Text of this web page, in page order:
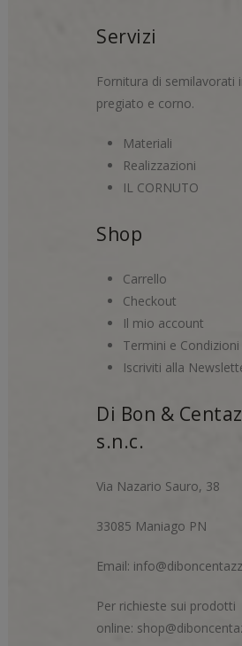
Servizi
Fornitura di semilavorati
pregiato e corno.
Materiali
Realizzazioni
IL CORNUTO
Shop
Carrello
Checkout
Il mio account
Termini e Condizioni
Iscriviti alla
Di Bon &
s.n.c.
Via Nazario Sauro, 38
33085 Maniago PN
Email:
Per richieste sui prodotti
online: